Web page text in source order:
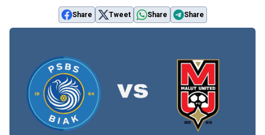
Share Tweet Share Share